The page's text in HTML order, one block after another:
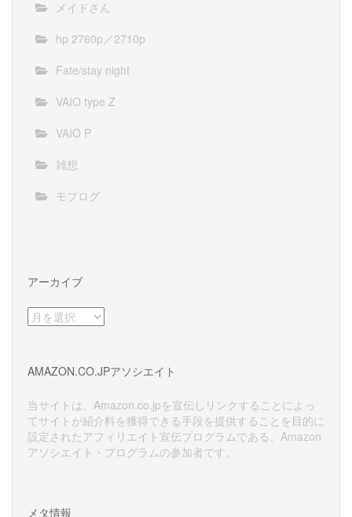
メイドさん
hp 2760p／2710p
Fate/stay night
VAIO type Z
VAIO P
雑想
モブログ
アーカイブ
ア
ー
ブ
AMAZON.CO.JPアソシエイト
当サイトは、Amazon.co.jpを宣伝しリンクすることによっ
てサイトが紹介料を獲得できる手段を提供することを目的に
設定されたアフィリエイト宣伝プログラムである、Amazon
アソシエイト・プログラムの参加者です。
メタ情報